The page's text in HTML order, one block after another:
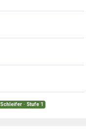
Schleifer · Stufe 1